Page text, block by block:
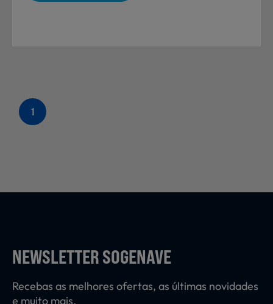
1
NEWSLETTER SOGENAVE
Recebas as melhores ofertas, as últimas novidades
e muito mais.